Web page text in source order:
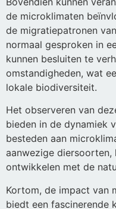
de microklimaten
de migratiepatronen
normaal gesproken in
kunnen besluiten te
omstandigheden, wat
lokale biodiversiteit.
Het observeren van
bieden in de dynamiek
besteden aan
aanwezige diersoorten,
ontwikkelen met de
Kortom, de impact van
biedt een fascinerende